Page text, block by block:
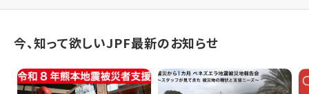
今、知って欲しいJPF最新のお知らせ